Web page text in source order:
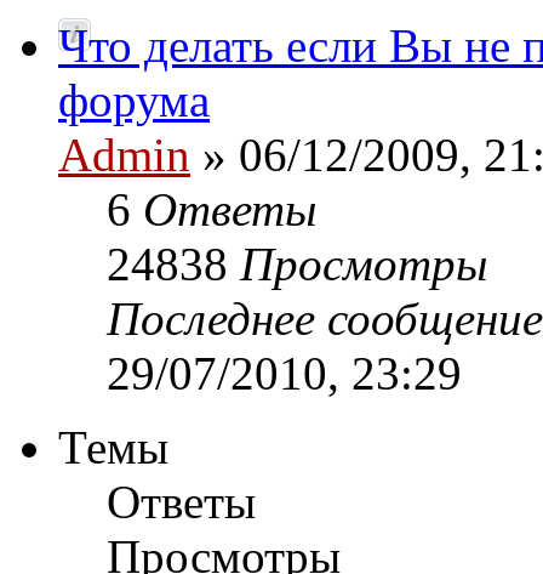
Что делать если Вы не
форума
Admin » 06/12/2009,
6 Ответы
24838 Просмотры
Последнее
29/07/2010, 23:29
Темы
Ответы
Просмотры